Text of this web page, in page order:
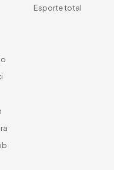
Esporte total